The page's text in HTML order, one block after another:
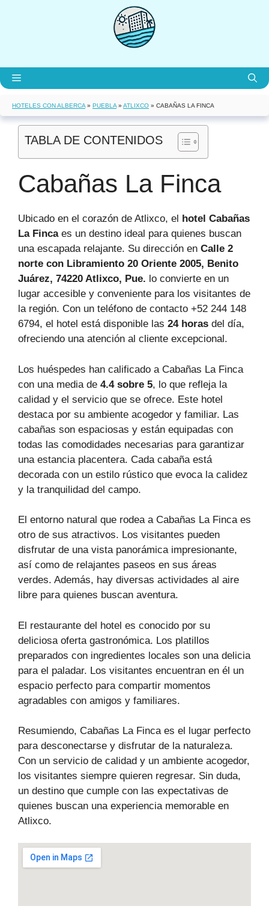
Menú
HOTELES CON ALBERCA » PUEBLA » ATLIXCO » CABAÑAS LA FINCA
TABLA DE CONTENIDOS
Cabañas La Finca
Ubicado en el corazón de Atlixco, el hotel Cabañas
La Fincaes un destino ideal para quienes buscan
una escapada relajante. Su dirección en Calle 2
norte con Libramiento 20 Oriente 2005, Benito
Juárez, 74220 Atlixco, Pue. lo convierte en un
lugar accesible y conveniente para los visitantes de
la región. Con un teléfono de contacto +52 244 148
6794, el hotel está disponible las 24 horas del día,
ofreciendo una atención al cliente excepcional.
Los huéspedes han calificado a Cabañas La Finca
con una media de 4.4 sobre 5, lo que refleja la
calidad y el servicio que se ofrece. Este hotel
destaca por su ambiente acogedor y familiar. Las
cabañas son espaciosas y están equipadas con
todas las comodidades necesarias para garantizar
una estancia placentera. Cada cabaña está
decorada con un estilo rústico que evoca la calidez
y la tranquilidad del campo.
El entorno natural que rodea a Cabañas La Finca es
otro de sus atractivos. Los visitantes pueden
disfrutar de una vista panorámica impresionante,
así como de relajantes paseos en sus áreas
verdes. Además, hay diversas actividades al aire
libre para quienes buscan aventura.
El restaurante del hotel es conocido por su
deliciosa oferta gastronómica. Los platillos
preparados con ingredientes locales son una delicia
para el paladar. Los visitantes encuentran en él un
espacio perfecto para compartir momentos
agradables con amigos y familiares.
Resumiendo, Cabañas La Finca es el lugar perfecto
para desconectarse y disfrutar de la naturaleza.
Con un servicio de calidad y un ambiente acogedor,
los visitantes siempre quieren regresar. Sin duda,
un destino que cumple con las expectativas de
quienes buscan una experiencia memorable en
Atlixco.